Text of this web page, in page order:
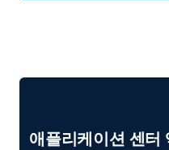
애플리케이션 센터